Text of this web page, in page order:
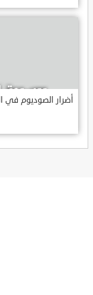
أضرار الصوديوم في